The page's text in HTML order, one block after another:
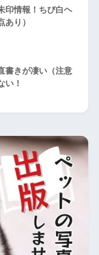
印情報！ちび白ヘ
り）
書きが凄い（注意
い！